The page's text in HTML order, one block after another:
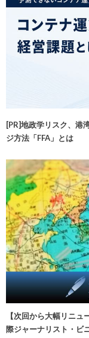
[PR]地政学リスク、港
ジ方法「FFA」とは
【次回から大幅リニ
際ジャーナリスト・ビ